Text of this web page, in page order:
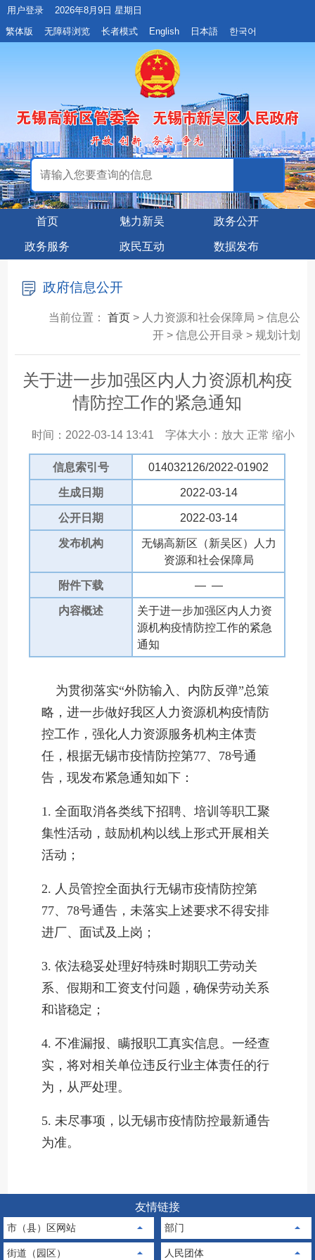
用户登录
2026年8月9日 星期日
繁体版
无障碍浏览 长者模式 English 日本語 한국어
首页 魅力新吴 政务公开
政务服务 政民互动 数据发布
政府信息公开
当前位置： 首页> 人力资源和社会保障局 > 信息公
开 > 信息公开目录 > 规划计划
关于进一步加强区内人力资源机构疫
情防控工作的紧急通知
时间：2022-03-14 13:41 字体大小： 放大 正常 缩小
信息索引号 014032126/2022-01902
生成日期 2022-03-14
公开日期 2022-03-14
发布机构
无锡高新区（新吴区）人力
资源和社会保障局
附件下载 — —
内容概述
关于进一步加强区内人力资
源机构疫情防控工作的紧急
通知
为贯彻落实“外防输入、内防反弹”总策
略，进一步做好我区人力资源机构疫情防
控工作，强化人力资源服务机构主体责
任，根据无锡市疫情防控第77、78号通
告，现发布紧急通知如下：
1. 全面取消各类线下招聘、培训等职工聚
集性活动，鼓励机构以线上形式开展相关
活动；
2. 人员管控全面执行无锡市疫情防控第
77、78号通告，未落实上述要求不得安排
进厂、面试及上岗；
3. 依法稳妥处理好特殊时期职工劳动关
系、假期和工资支付问题，确保劳动关系
和谐稳定；
4. 不准漏报、瞒报职工真实信息。一经查
实，将对相关单位违反行业主体责任的行
为，从严处理。
5. 未尽事项，以无锡市疫情防控最新通告
为准。
友情链接
市（县）区网站 部门
街道（园区） 人民团体